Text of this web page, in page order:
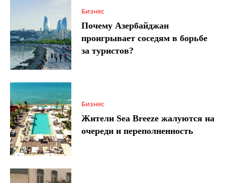
Бизнес
Почему Азербайджан
проигрывает соседям в борьбе
за туристов?
Бизнес
Жители Sea Breeze жалуются на
очереди и переполненность